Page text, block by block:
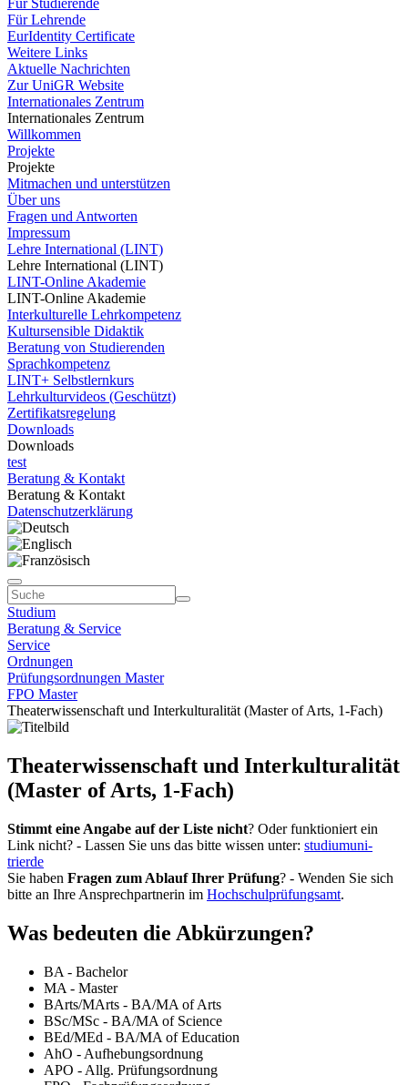
Für Studierende
Für Lehrende
EurIdentity Certificate
Weitere Links
Aktuelle Nachrichten
Zur UniGR Website
Internationales Zentrum
Internationales Zentrum
Willkommen
Projekte
Projekte
Mitmachen und unterstützen
Über uns
Fragen und Antworten
Impressum
Lehre International (LINT)
Lehre International (LINT)
LINT-Online Akademie
LINT-Online Akademie
Interkulturelle Lehrkompetenz
Kultursensible Didaktik
Beratung von Studierenden
Sprachkompetenz
LINT+ Selbstlernkurs
Lehrkulturvideos (Geschützt)
Zertifikatsregelung
Downloads
Downloads
test
Beratung & Kontakt
Beratung & Kontakt
Datenschutzerklärung
Studium
Beratung & Service
Service
Ordnungen
Prüfungsordnungen Master
FPO Master
Theaterwissenschaft und Interkulturalität (Master of Arts, 1-Fach)
Theaterwissenschaft und Interkulturalität
(Master of Arts, 1-Fach)
Stimmt eine Angabe auf der Liste nicht? Oder funktioniert ein
Link nicht? - Lassen Sie uns das bitte wissen unter: studiumuni-
trierde
Sie haben Fragen zum Ablauf Ihrer Prüfung? - Wenden Sie sich
bitte an Ihre Ansprechpartnerin im Hochschulprüfungsamt.
Was bedeuten die Abkürzungen?
BA - Bachelor
MA - Master
BArts/MArts - BA/MA of Arts
BSc/MSc - BA/MA of Science
BEd/MEd - BA/MA of Education
AhO - Aufhebungsordnung
APO - Allg. Prüfungsordnung